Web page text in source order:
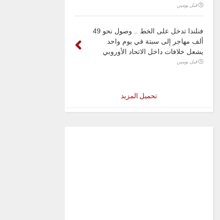
قبل يومين
فنلندا تدخل على الخط .. وصول نحو 49
ألف مهاجر إلى سبتة في يوم واحد
يشعل خلافات داخل الاتحاد الأوروبي
قبل يومين
تحميل المزيد